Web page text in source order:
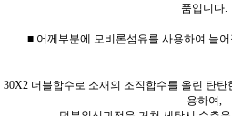
품입니다.
■ 어께부분에 모비론섬유를 사용하여 늘
30X2 더블합수로 소재의 조직합수를 올린 탄
용하여,